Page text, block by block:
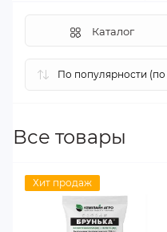
Каталог
Все товары
Хит продаж